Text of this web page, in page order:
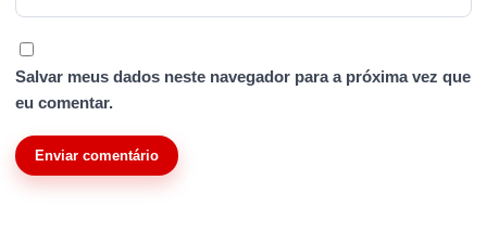
Salvar meus dados neste navegador para a próxima vez que
eu comentar.